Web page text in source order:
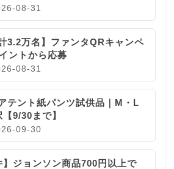
08-31
3.2万名】ファンタQRキャンペ
ントから応募
08-31
テント紙パンツ試供品｜M・L
9/30まで】
09-30
】ジョンソン商品700円以上で